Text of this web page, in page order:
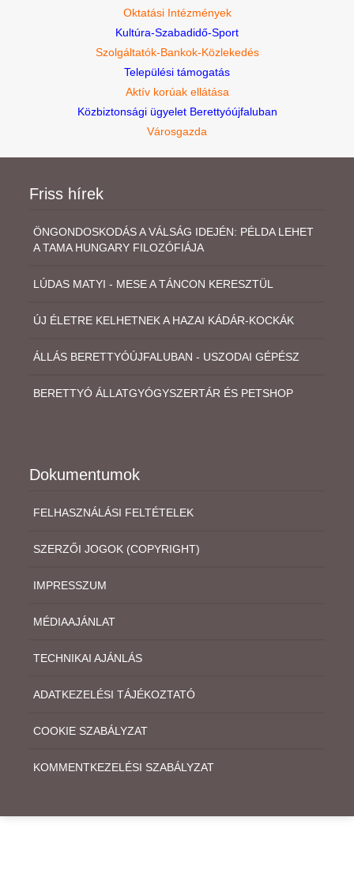
Oktatási Intézmények
Kultúra-Szabadidő-Sport
Szolgáltatók-Bankok-Közlekedés
Települési támogatás
Aktív korúak ellátása
Közbiztonsági ügyelet Berettyóújfaluban
Városgazda
Friss hírek
ÖNGONDOSKODÁS A VÁLSÁG IDEJÉN: PÉLDA LEHET
A TAMA HUNGARY FILOZÓFIÁJA
LÚDAS MATYI - MESE A TÁNCON KERESZTÜL
ÚJ ÉLETRE KELHETNEK A HAZAI KÁDÁR-KOCKÁK
ÁLLÁS BERETTYÓÚJFALUBAN - USZODAI GÉPÉSZ
BERETTYÓ ÁLLATGYÓGYSZERTÁR ÉS PETSHOP
Dokumentumok
FELHASZNÁLÁSI FELTÉTELEK
SZERZŐI JOGOK (COPYRIGHT)
IMPRESSZUM
MÉDIAAJÁNLAT
TECHNIKAI AJÁNLÁS
ADATKEZELÉSI TÁJÉKOZTATÓ
COOKIE SZABÁLYZAT
KOMMENTKEZELÉSI SZABÁLYZAT